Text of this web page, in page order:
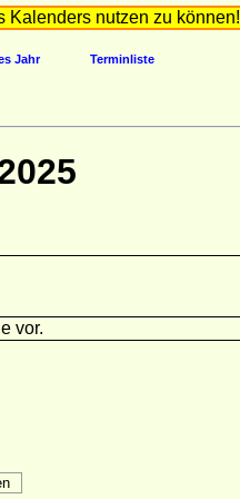
Kalenders nutzen zu können!
Jahr Terminliste
vor.